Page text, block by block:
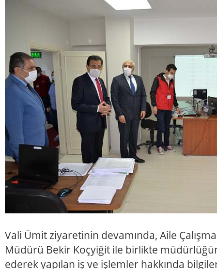
Vali Ümit ziyaretinin devamında, Aile
Müdürü Bekir Koçyiğit ile birlikte
ederek yapılan iş ve işlemler hakkında